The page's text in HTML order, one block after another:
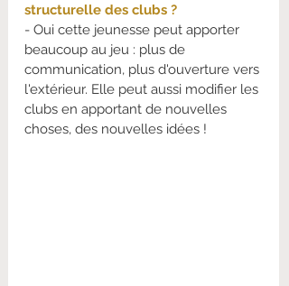
structurelle des clubs ?
- Oui cette jeunesse peut apporter
beaucoup au jeu : plus de
communication, plus d'ouverture vers
l'extérieur. Elle peut aussi modifier les
clubs en apportant de nouvelles
choses, des nouvelles idées !